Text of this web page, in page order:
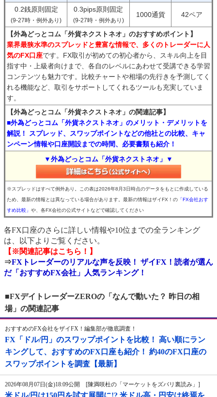
0.2銭原則固定
(9-27時・例外あり)
0.3pips原則固定
(9-27時・例外あり)
1000通貨 42ペア
【外為どっとコム「外貨ネクストネオ」のおすすめポイント】
業界最狭水準のスプレッドと豊富な情報で、多くのトレーダーに人
気のFX口座です。FX取引が初めての初心者から、スキル向上を目
指す中・上級者向けまで、各自のレベルにあわせて受講できる学習
コンテンツも魅力です。比較チャートや相場の先行きを予測してく
れる機能など、取引をサポートしてくれるツールも充実していま
す。
【外為どっとコム「外貨ネクストネオ」の関連記事】
■外為どっとコム「外貨ネクストネオ」のメリット・デメリットを
解説！ スプレッド、スワップポイントなどの他社との比較、キャ
ンペーン情報や口座開設までの時間、必要書類も紹介！
▼外為どっとコム「外貨ネクストネオ」▼
※スプレッドはすべて例外あり。この表は2026年8月3日時点のデータをもとに作成している
ため、最新の情報とは異なっている場合があります。最新の情報はザイFX！の 「FX会社おす
すめ比較」 や、各FX会社の公式サイトなどで確認してください
各FX口座のさらに詳しい情報や10位までの全ランキング
は、以下よりご覧ください。
【※関連記事はこちら！】
⇒FXトレーダーのリアルな声を反映！ ザイFX！読者が選ん
だ「おすすめFX会社」人気ランキング！
■FXデイトレーダーZEROの「なんで動いた？ 昨日の相
場」の関連記事
おすすめのFX会社をザイFX！編集部が徹底調査！
FX「ドル/円」のスワップポイントを比較！ 高い順にラン
キングして、おすすめのFX口座も紹介！ 約40のFX口座の
スワップポイントを調査【最新】
2026年08月07日(金)18:09公開 [陳満咲杜の「マーケットをズバリ裏読み」]
米ドル/円は150円を試す展開に!? 米ドル高・円安は終焉を